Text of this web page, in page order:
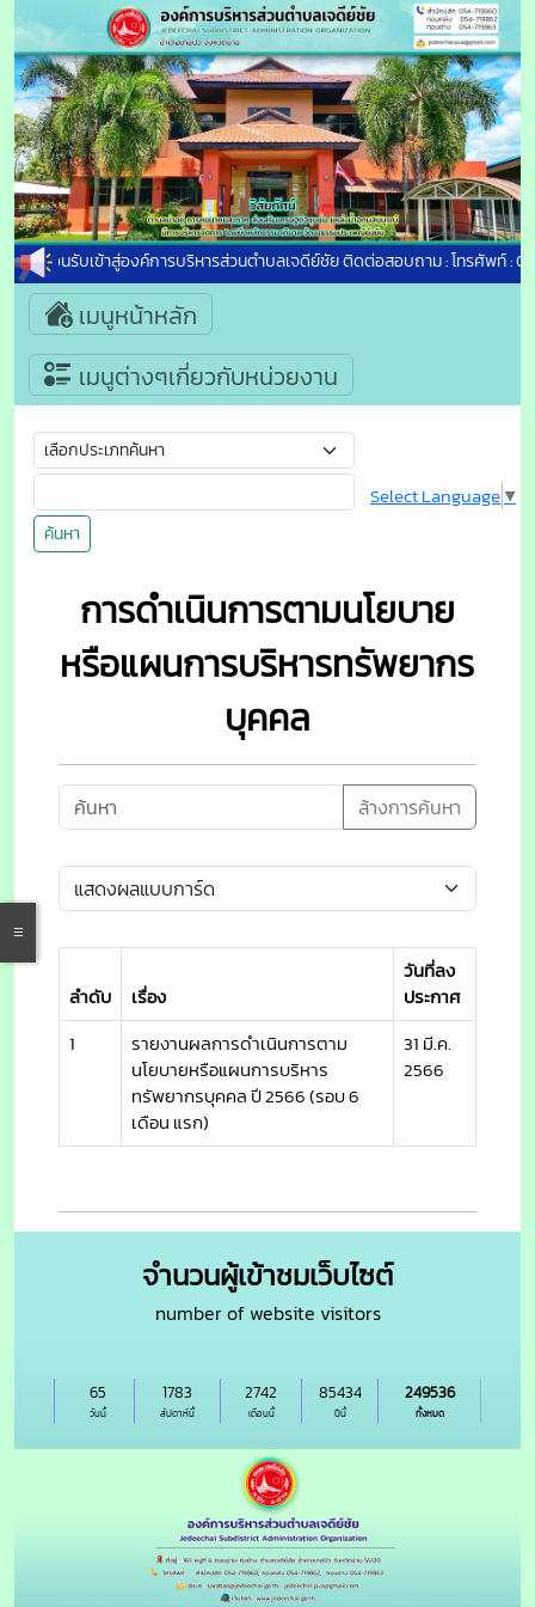
นดีต้อนรับเข้าสู่องค์การบริหารส่วนตำบลเจดีย์ชัย ติดต่อสอบถาม : โทรศัพท์ :
เมนูหน้าหลัก
เมนูต่างๆเกี่ยวกับหน่วยงาน
ค้นหา
Select Language▼
การดำเนินการตามนโยบาย
หรือแผนการบริหารทรัพยากร
บุคคล
ล้างการค้นหา
ลำดับ เรื่อง
วันที่ลง
ประกาศ
1
รายงานผลการดำเนินการตาม
นโยบายหรือแผนการบริหาร
ทรัพยากรบุคคล ปี 2566 (รอบ 6
เดือน แรก)
31 มี.ค.
2566
จำนวนผู้เข้าชมเว็บไซต์
number of website visitors
วันนี้
65
สัปดาห์นี้
1783
เดือนนี้
2742
ปีนี้
85434
ทั้งหมด
249536